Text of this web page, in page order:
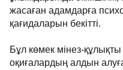
жасаған адамдарға
қағидаларын бекітті.
Бұл көмек мінез-құлықты
оқиғалардың алдын